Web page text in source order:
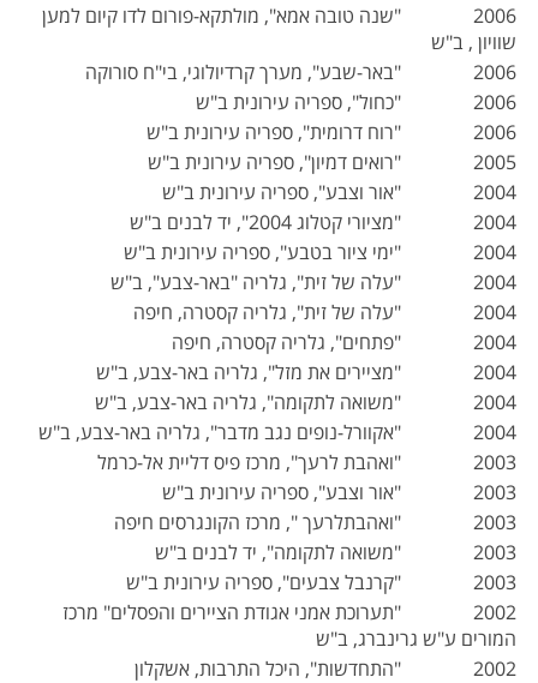
2006 "שנה טובה אמא", מולתקא-פורום לדו קיום למען
שוויון , ב"ש
2006 "באר-שבע", מערך קרדיולוגי, בי"ח סורוקה
2006 "כחול", ספריה עירונית ב"ש
2006 "רוח דרומית", ספריה עירונית ב"ש
2005 "רואים דמיון", ספריה עירונית ב"ש
2004 "אור וצבע", ספריה עירונית ב"ש
2004 "מציורי קטלוג 2004", יד לבנים ב"ש
2004 "ימי ציור בטבע", ספריה עירונית ב"ש
2004 "עלה של זית", גלריה "באר-צבע", ב"ש
2004 "עלה של זית", גלריה קסטרה, חיפה
2004 "פתחים", גלריה קסטרה, חיפה
2004 "מציירים את מזל", גלריה באר-צבע, ב"ש
2004 "משואה לתקומה", גלריה באר-צבע, ב"ש
2004 "אקוורל-נופים נגב מדבר", גלריה באר-צבע, ב"ש
2003 "ואהבת לרעך", מרכז פיס דליית אל-כרמל
2003 "אור וצבע", ספריה עירונית ב"ש
2003 "ואהבתלרעך ", מרכז הקונגרסים חיפה
2003 "משואה לתקומה", יד לבנים ב"ש
2003 "קרנבל צבעים", ספריה עירונית ב"ש
2002 "תערוכת אמני אגודת הציירים והפסלים" מרכז
המורים ע"ש גרינברג, ב"ש
2002 "התחדשות", היכל התרבות, אשקלון